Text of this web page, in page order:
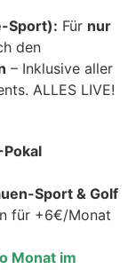
Sport): Für nur
den
– Inklusive aller
ALLES LIVE!
Pokal
Sport & Golf
für +6€/Monat
Monat im